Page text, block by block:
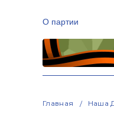
О партии
Главная Наша